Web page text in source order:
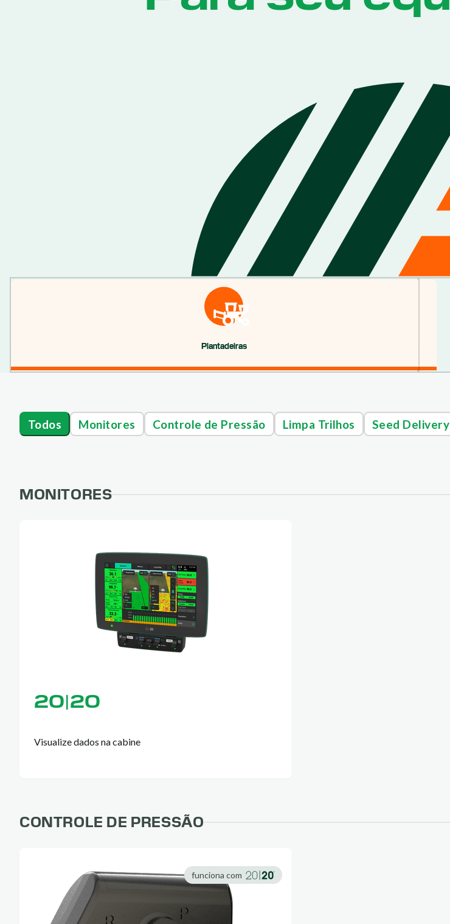
Plantadeiras
Todos Monitores Controle de Pressão Limpa Trilhos Seed
MONITORES
20|20
Visualize dados na cabine
CONTROLE DE PRESSÃO
funciona com